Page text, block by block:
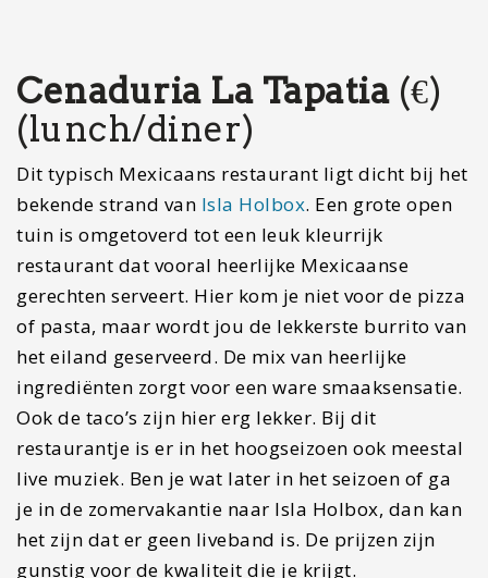
of pasta, maar wordt jou de lekkerste burrito van
het eiland geserveerd. De mix van heerlijke
ingrediënten zorgt voor een ware smaaksensatie.
Ook de taco’s zijn hier erg lekker. Bij dit
restaurantje is er in het hoogseizoen ook meestal
live muziek. Ben je wat later in het seizoen of ga
je in de zomervakantie naar Isla Holbox, dan kan
het zijn dat er geen liveband is. De prijzen zijn
gunstig voor de kwaliteit die je krijgt.
Aanbevelingen: de burrito’s en taco’s
Reis je door het schiereiland Yucatan? Dan
zal je vast Maya tempels gaan bezoeken.
Natuurlijk kent iedereen Chitzen Itza, maar
wil jij een meer onontdekt alternatief? Ga
dan een kijkje nemen bij de tempels van
Uxmalwaar je heel wat minder toeristen